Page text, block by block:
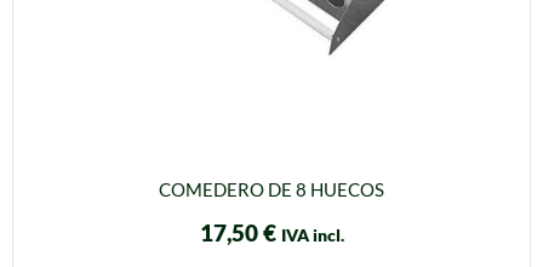
COMEDERO DE 8 HUECOS
17,50€ IVA incl.